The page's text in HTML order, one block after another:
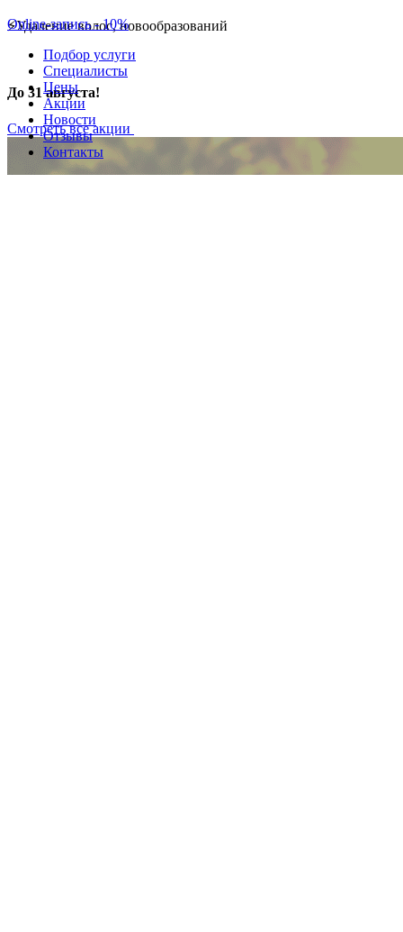
⚡Удаление волос, новообразований
До 31 августа!
Смотреть все акции
Online-запись - 10%
Подбор услуги
Специалисты
Цены
Акции
Новости
Отзывы
Контакты